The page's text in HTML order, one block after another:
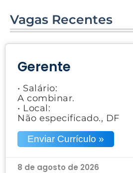
Vagas Recentes
Gerente
• Salário:
A combinar.
• Local:
Não especificado., DF
Enviar Currículo »
8 de agosto de 2026